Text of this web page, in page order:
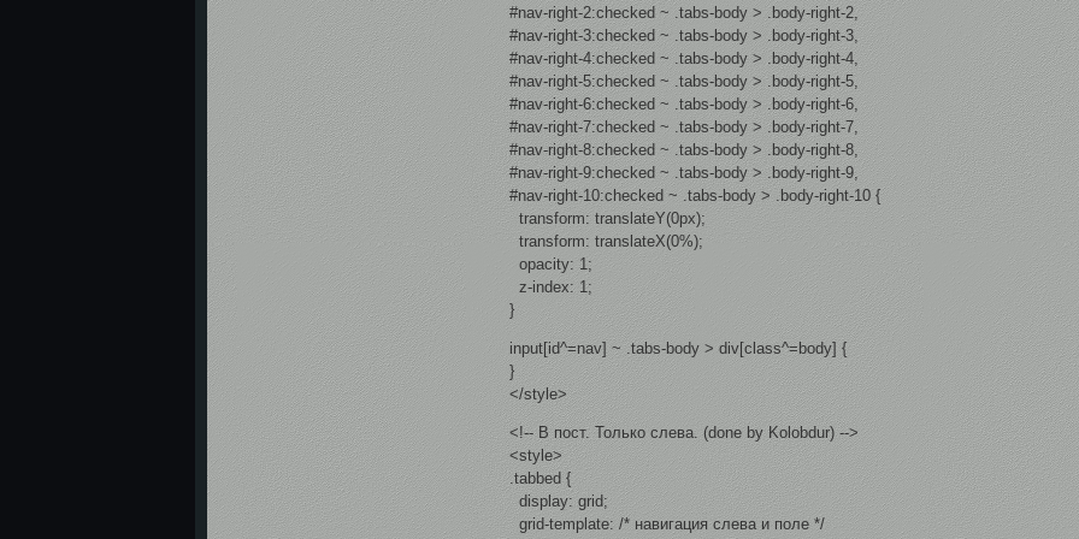
#nav-right-2:checked ~ .tabs-body > .body-right-2,
#nav-right-3:checked ~ .tabs-body > .body-right-3,
#nav-right-4:checked ~ .tabs-body > .body-right-4,
#nav-right-5:checked ~ .tabs-body > .body-right-5,
#nav-right-6:checked ~ .tabs-body > .body-right-6,
#nav-right-7:checked ~ .tabs-body > .body-right-7,
#nav-right-8:checked ~ .tabs-body > .body-right-8,
#nav-right-9:checked ~ .tabs-body > .body-right-9,
#nav-right-10:checked ~ .tabs-body > .body-right-10 {
transform: translateY(0px);
transform: translateX(0%);
opacity: 1;
z-index: 1;
}
input[id^=nav] ~ .tabs-body > div[class^=body] {
}
</style>
<!-- В пост. Только слева. (done by Kolobdur) -->
<style>
.tabbed {
display: grid;
grid-template: /* навигация слева и поле */